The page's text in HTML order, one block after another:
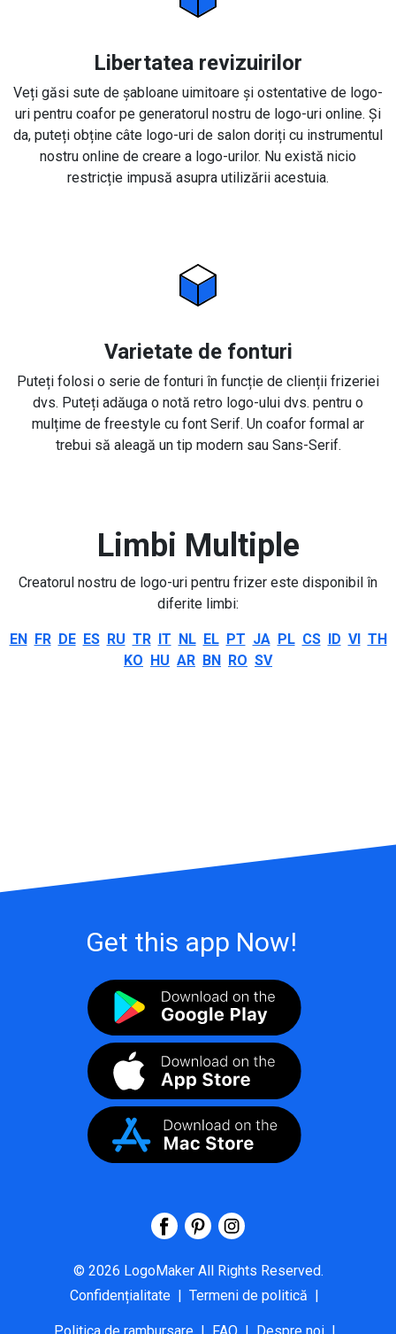
Libertatea revizuirilor
Veți găsi sute de șabloane uimitoare și ostentative de logo-
uri pentru coafor pe generatorul nostru de logo-uri online. Și
da, puteți obține câte logo-uri de salon doriți cu instrumentul
nostru online de creare a logo-urilor. Nu există nicio
restricție impusă asupra utilizării acestuia.
Varietate de fonturi
Puteți folosi o serie de fonturi în funcție de clienții frizeriei
dvs. Puteți adăuga o notă retro logo-ului dvs. pentru o
mulțime de freestyle cu font Serif. Un coafor formal ar
trebui să aleagă un tip modern sau Sans-Serif.
Limbi Multiple
Creatorul nostru de logo-uri pentru frizer este disponibil în
diferite limbi:
EN FR DE ES RU TR IT NL EL PT JA PL CS ID VI TH
KO HU AR BN RO SV
Get this app Now!
© 2026 LogoMaker All Rights Reserved.
Confidențialitate | Termeni de politică |